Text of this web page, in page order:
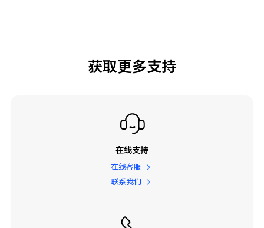
获取更多支持
在线支持
在线客服
联系我们